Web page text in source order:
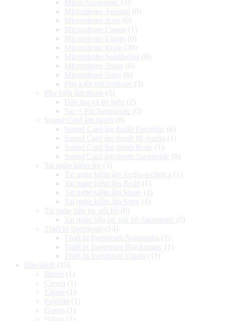
Micro Saramonic (3)
Microphone Amaran
(0)
Microphone Asus (0)
Microphone Canon
(1)
Microphone Elgato (0)
Microphone Rode (30)
Microphone Sennheiser
(0)
Microphone Shure (0)
Microphone Sony (6)
Phụ kiện microphone (3)
Phụ kiện âm thanh
(3)
Dây loa và tín hiệu
(2)
Sạc + Pin Saramonic (0)
Sound Card âm thanh
(8)
Sound Card âm thanh Focusrite (6)
Sound Card âm thanh M-Audio (1)
Sound Card âm thanh Rode (1)
Sound Card âm thanh Saramonic (0)
Tai nghe kiểm âm (5)
Tai nghe kiểm âm Audio-technica (1)
Tai nghe kiểm âm Rode (1)
Tai nghe kiểm âm Shure (2)
Tai nghe kiểm âm Sony (1)
Tai nghe liên lạc nội bộ (0)
Tai nghe liên lạc nội bộ Saramonic (0)
Thiết bị livestream (14)
Thiết bị livestream Avermedia (2)
Thiết bị livestream Blackmagic (1)
Thiết bị livestream Elgato (11)
Bảo hành
(15)
Benro (1)
Canon
(1)
Elgato (1)
Fujifilm (1)
Gopro (1)
Nikon
(1)